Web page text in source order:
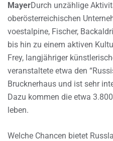
MayerDurch unzählige
oberösterreichischen
voestalpine, Fischer,
bis hin zu einem aktiven
Frey, langjähriger
veranstaltete etwa den
Brucknerhaus und ist sehr
Dazu kommen die etwa
leben.
Welche Chancen bietet